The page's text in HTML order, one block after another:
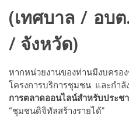
(เทศบาล / อบ
/ จังหวัด)
หากหน่วยงานของท่านมีงบค
โครงการบริการชุมชน และกำ
การตลาดออนไลน์สำหรับประช
“ชุมชนดิจิทัลสร้างรายได้”